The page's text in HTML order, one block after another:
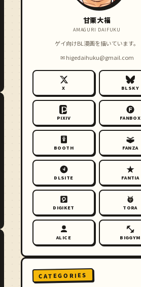
甘栗大福
AMAGURI DAIFUKU
ゲイ向けBL漫画を描いています。
✉higedaihuku@gmail.com
X BLSKY
PIXIV FANBOX
BOOTH FANZA
DLSITE FANTIA
DIGIKET TORA
ALICE BIGGYM
CATEGORIES